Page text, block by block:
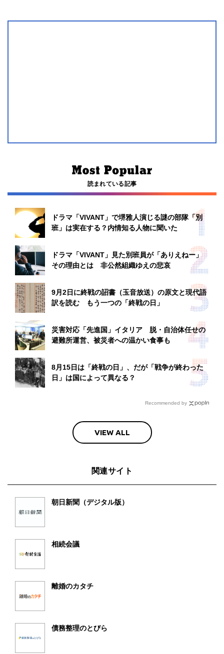
読まれている記事
ドラマ「VIVANT」で堺雅人演じる謎の部隊「別
班」は実在する？内情知る人物に聞いた
ドラマ「VIVANT」見た別班員が「ありえねー」
その理由とは 非公然組織ゆえの悲哀
9月2日に終戦の詔書（玉音放送）の原文と現代語
訳を読む もう一つの「終戦の日」
災害対応「先進国」イタリア 脱・自治体任せの
避難所運営、被災者への温かい食事も
8月15日は「終戦の日」、だが「戦争が終わった
日」は国によって異なる？
Recommended by
VIEW ALL
関連サイト
朝日新聞（デジタル版）
相続会議
離婚のカタチ
債務整理のとびら